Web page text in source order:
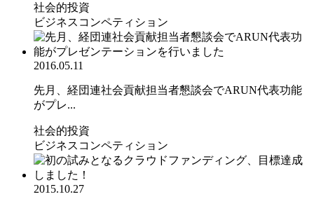
社会的投資
ビジネスコンペティション
2016.05.11
先月、経団連社会貢献担当者懇談会でARUN代表功能
がプレ...
社会的投資
ビジネスコンペティション
2015.10.27